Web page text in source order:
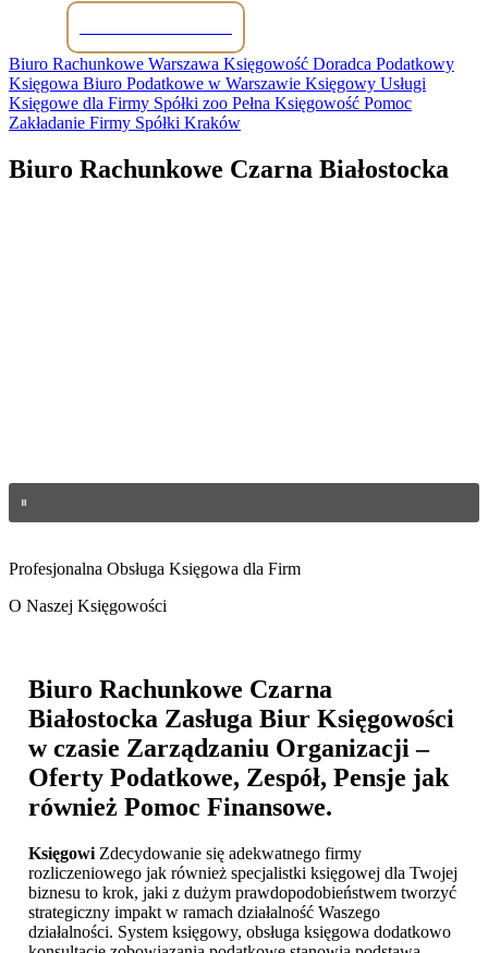
Biuro Rachunkowe Warszawa Księgowość Doradca Podatkowy
Księgowa Biuro Podatkowe w Warszawie Księgowy Usługi
Księgowe dla Firmy Spółki zoo Pełna Księgowość Pomoc
Zakładanie Firmy Spółki Kraków
Biuro Rachunkowe Czarna Białostocka
Profesjonalna Obsługa Księgowa dla Firm
O Naszej Księgowości
Biuro Rachunkowe Czarna
Białostocka Zasługa Biur Księgowości
w czasie Zarządzaniu Organizacji –
Oferty Podatkowe, Zespół, Pensje jak
również Pomoc Finansowe.
Księgowi Zdecydowanie się adekwatnego firmy
rozliczeniowego jak również specjalistki księgowej dla Twojej
biznesu to krok, jaki z dużym prawdopodobieństwem tworzyć
strategiczny impakt w ramach działalność Waszego
działalności. System księgowy, obsługa księgowa dodatkowo